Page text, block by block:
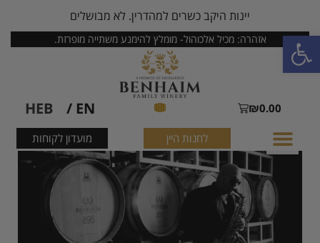
פתח סרגל נגישות
יינות היקב כשרים למהדרין. לא מבושלים
אזהרה: מכיל אלכוהול- מומלץ להימנע משתייה מופרזת.
₪0.00
EN /
HEB
לחנות היין מועדון לקוחות